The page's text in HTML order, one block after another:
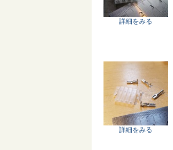
詳細をみる
詳細をみる